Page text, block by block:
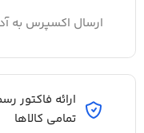
ارسال اکسپرس به
ارائه فاکتور
تمامی کالاها